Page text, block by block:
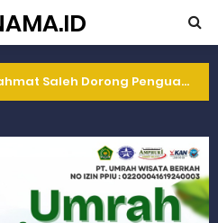
Penguatan Pertanian di Kabupaten Agam
untuk Korban Banjir Bandang di Sumbar
Partai Demokrat Sumbar